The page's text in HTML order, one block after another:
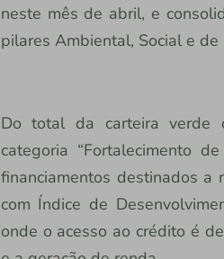
neste mês de abril, e
pilares Ambiental, Social e de
Do total da carteira verde
categoria “Fortalecimento
financiamentos destinados a
com Índice de
onde o acesso ao crédito é